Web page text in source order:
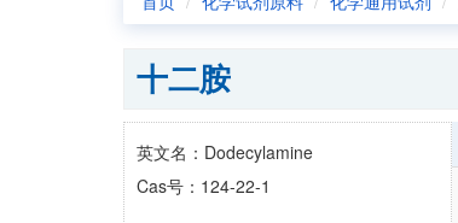
十二胺
英文名：Dodecylamine
Cas号：124-22-1